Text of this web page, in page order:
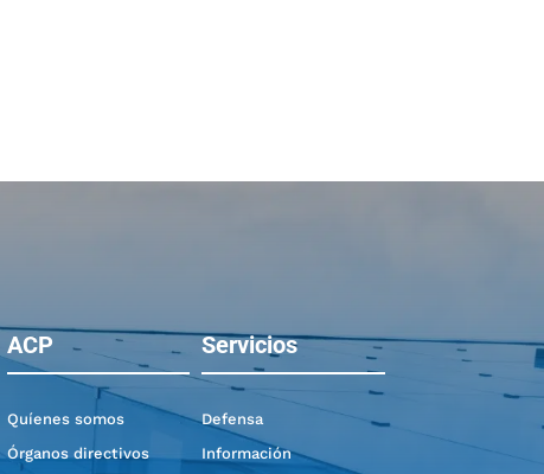
ACP Servicios
Quíenes somos
Órganos directivos
Defensa
Información